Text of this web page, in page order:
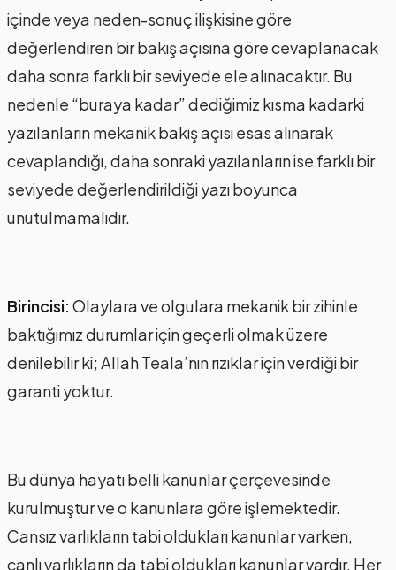
içinde veya neden-sonuç ilişkisine göre
değerlendiren bir bakış açısına göre cevaplanacak
daha sonra farklı bir seviyede ele alınacaktır. Bu
nedenle “buraya kadar” dediğimiz kısma kadarki
yazılanların mekanik bakış açısı esas alınarak
cevaplandığı, daha sonraki yazılanların ise farklı bir
seviyede değerlendirildiği yazı boyunca
unutulmamalıdır.
Birincisi:Olaylara ve olgulara mekanik bir zihinle
baktığımız durumlar için geçerli olmak üzere
denilebilir ki; Allah Teala’nın rızıklar için verdiği bir
garanti yoktur.
Bu dünya hayatı belli kanunlar çerçevesinde
kurulmuştur ve o kanunlara göre işlemektedir.
Cansız varlıkların tabi oldukları kanunlar varken,
canlı varlıkların da tabi oldukları kanunlar vardır. Her